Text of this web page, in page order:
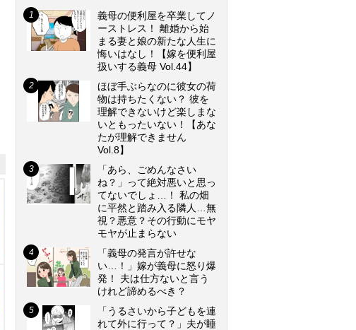
義母の便利屋を卒業してノ
ーストレス！ 離婚から始
まる妻と娘の新たな人生に
悔いはなし！【嫁を便利屋
扱いする義母 Vol.44】
ほぼ手ぶらなのに彼女の荷
物は持ちたくない？ 彼を
理解できないけど楽しまな
いともったいない！【あな
たが理解できません
Vol.8】
「あら、ごめんなさい
ね？」って絶対悪いと思っ
てないでしょ…！ 私の畑
に平然と踏み入る隣人…無
視？悪意？その行動にモヤ
モヤが止まらない
「義母の発言が許せな
い…！」嫁が義母に怒り爆
発！ 夫は仕方ないと言う
けれど諦めるべき？
「うるさいから子どもを連
れて外に行って？」夫が睡